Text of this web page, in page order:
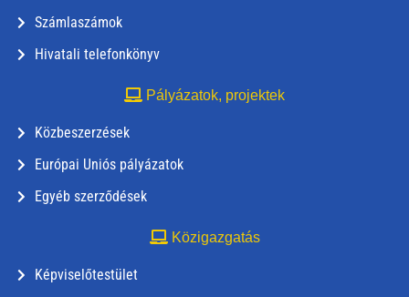
Számlaszámok
Hivatali telefonkönyv
Pályázatok, projektek
Közbeszerzések
Európai Uniós pályázatok
Egyéb szerződések
Közigazgatás
Képviselőtestület